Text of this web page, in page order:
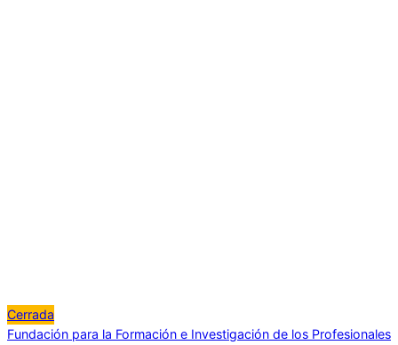
Cerrada
Fundación para la Formación e Investigación de los Profesionales